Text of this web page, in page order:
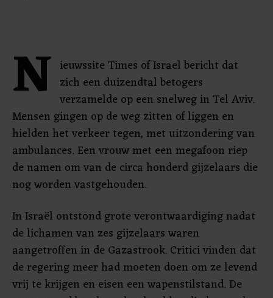
N ieuwssite Times of Israel bericht dat
zich een duizendtal betogers
verzamelde op een snelweg in Tel Aviv.
Mensen gingen op de weg zitten of liggen en
hielden het verkeer tegen, met uitzondering van
ambulances. Een vrouw met een megafoon riep
de namen om van de circa honderd gijzelaars die
nog worden vastgehouden.
In Israël ontstond grote verontwaardiging nadat
de lichamen van zes gijzelaars waren
aangetroffen in de Gazastrook. Critici vinden dat
de regering meer had moeten doen om ze levend
vrij te krijgen en eisen een wapenstilstand. De